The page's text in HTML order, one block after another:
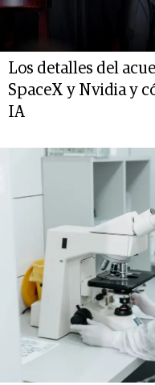
Los detalles del
SpaceX y Nvidia y
IA